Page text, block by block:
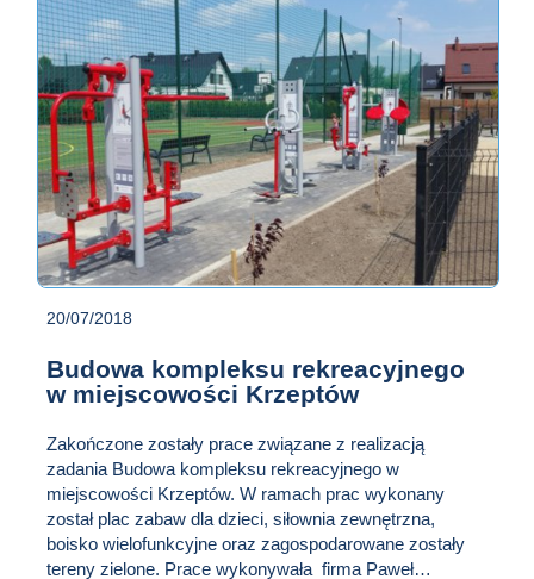
20/07/2018
Budowa kompleksu rekreacyjnego
w miejscowości Krzeptów
Zakończone zostały prace związane z realizacją
zadania Budowa kompleksu rekreacyjnego w
miejscowości Krzeptów. W ramach prac wykonany
został plac zabaw dla dzieci, siłownia zewnętrzna,
boisko wielofunkcyjne oraz zagospodarowane zostały
tereny zielone. Prace wykonywała firma Paweł